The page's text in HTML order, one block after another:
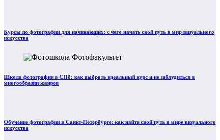
Курсы по фотографии для начинающих: с чего начать свой путь в мир визуального
искусства
Школа фотографии в СПб: как выбрать идеальный курс и не заблудиться в
многообразии жанров
Обучение фотографии в Санкт-Петербурге: как найти свой путь в мире визуального
искусства